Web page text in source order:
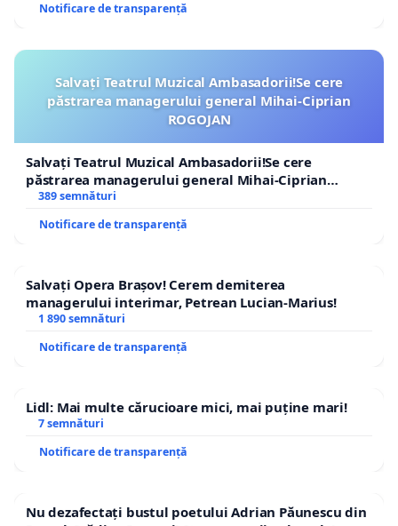
Notificare de transparență
Salvați Teatrul Muzical Ambasadorii!Se cere
păstrarea managerului general Mihai-Ciprian
ROGOJAN
Salvați Teatrul Muzical Ambasadorii!Se cere
păstrarea managerului general Mihai-Ciprian
ROGOJAN
389 semnături
Notificare de transparență
Salvați Opera Brașov! Cerem demiterea
managerului interimar, Petrean Lucian-Marius!
1 890 semnături
Notificare de transparență
Lidl: Mai multe cărucioare mici, mai puține mari!
7 semnături
Notificare de transparență
Nu dezafectați bustul poetului Adrian Păunescu din